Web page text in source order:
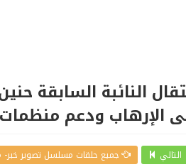
النائبة السابقة
الإرهاب ودعم
التالي جميع حلقات مسلسل تصوير خبر-